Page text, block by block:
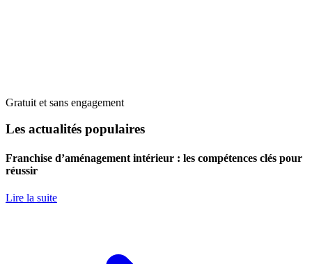
Gratuit et sans engagement
Les actualités populaires
Franchise d’aménagement intérieur : les compétences clés pour
réussir
Lire la suite